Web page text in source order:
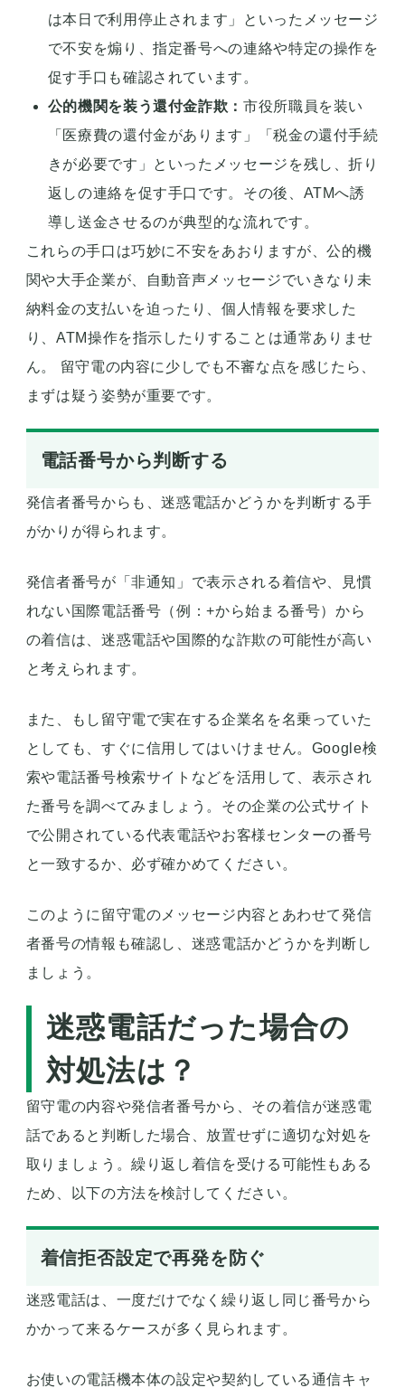
は本日で利用停止されます」といったメッセージ
で不安を煽り、指定番号への連絡や特定の操作を
促す手口も確認されています。
公的機関を装う還付金詐欺： 市役所職員を装い
「医療費の還付金があります」「税金の還付手続
きが必要です」といったメッセージを残し、折り
返しの連絡を促す手口です。その後、ATMへ誘
導し送金させるのが典型的な流れです。
これらの手口は巧妙に不安をあおりますが、公的機
関や大手企業が、自動音声メッセージでいきなり未
納料金の支払いを迫ったり、個人情報を要求した
り、ATM操作を指示したりすることは通常ありませ
ん。 留守電の内容に少しでも不審な点を感じたら、
まずは疑う姿勢が重要です。
電話番号から判断する
発信者番号からも、迷惑電話かどうかを判断する手
がかりが得られます。
発信者番号が「非通知」で表示される着信や、見慣
れない国際電話番号（例：+から始まる番号）から
の着信は、迷惑電話や国際的な詐欺の可能性が高い
と考えられます。
また、もし留守電で実在する企業名を名乗っていた
としても、すぐに信用してはいけません。Google検
索や電話番号検索サイトなどを活用して、表示され
た番号を調べてみましょう。その企業の公式サイト
で公開されている代表電話やお客様センターの番号
と一致するか、必ず確かめてください。
このように留守電のメッセージ内容とあわせて発信
者番号の情報も確認し、迷惑電話かどうかを判断し
ましょう。
迷惑電話だった場合の
対処法は？
留守電の内容や発信者番号から、その着信が迷惑電
話であると判断した場合、放置せずに適切な対処を
取りましょう。繰り返し着信を受ける可能性もある
ため、以下の方法を検討してください。
着信拒否設定で再発を防ぐ
迷惑電話は、一度だけでなく繰り返し同じ番号から
かかって来るケースが多く見られます。
お使いの電話機本体の設定や契約している通信キャ